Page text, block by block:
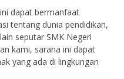
dapat bermanfaat
tentang dunia pendidikan,
seputar SMK Negeri
kami, sarana ini dapat
yang ada di lingkungan